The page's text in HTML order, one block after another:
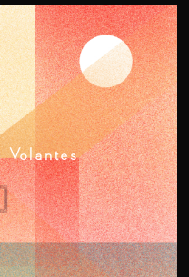
Volantes